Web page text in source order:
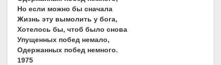
Но если можно бы сначала
Жизнь эту вымолить у бога,
Хотелось бы, чтоб было снова
Упущенных побед немало,
Одержанных побед немного.
1975